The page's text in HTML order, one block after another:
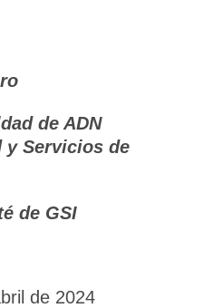
de ADN
y Servicios de
de GSI
de 2024